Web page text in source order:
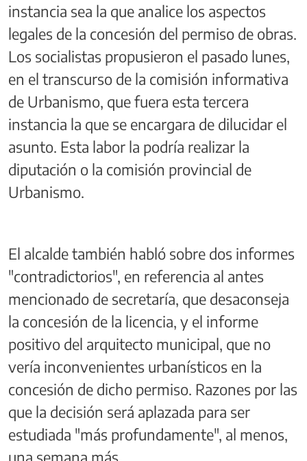
instancia sea la que analice los aspectos
legales de la concesión del permiso de obras.
Los socialistas propusieron el pasado lunes,
en el transcurso de la comisión informativa
de Urbanismo, que fuera esta tercera
instancia la que se encargara de dilucidar el
asunto. Esta labor la podría realizar la
diputación o la comisión provincial de
Urbanismo.
El alcalde también habló sobre dos informes
"contradictorios", en referencia al antes
mencionado de secretaría, que desaconseja
la concesión de la licencia, y el informe
positivo del arquitecto municipal, que no
vería inconvenientes urbanísticos en la
concesión de dicho permiso. Razones por las
que la decisión será aplazada para ser
estudiada "más profundamente", al menos,
una semana más.